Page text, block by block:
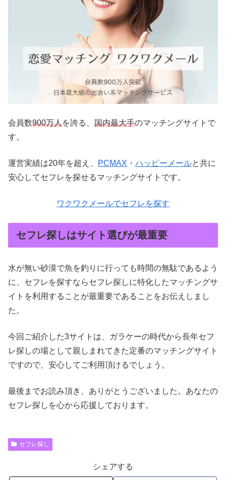
会員数900万人を誇る、 国内最大手のマッチングサイトで
す。
運営実績は20年を超え、 PCMAX ・ ハッピーメールと共に
安心してセフレを探せるマッチングサイトです。
ワクワクメールでセフレを探す
セフレ探しはサイト選びが最重要
水が無い砂漠で魚を釣りに行っても時間の無駄であるよう
に、セフレを探すならセフレ探しに特化したマッチングサ
イトを利用することが最重要であることをお伝えしまし
た。
今回ご紹介した3サイトは、ガラケーの時代から長年セフ
レ探しの場として親しまれてきた定番のマッチングサイト
ですので、安心してご利用頂けるでしょう。
最後までお読み頂き、ありがとうございました。あなたの
セフレ探しを心から応援しております。
セフレ探し
シェアする